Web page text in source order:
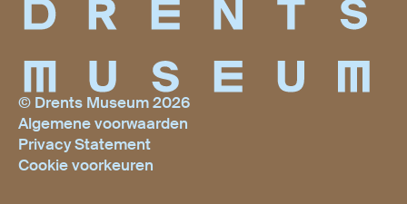
© Drents Museum 2026
Algemene voorwaarden
Privacy Statement
Cookie voorkeuren